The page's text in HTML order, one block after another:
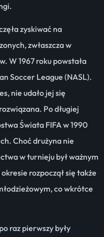
zyskiwać na
zwłaszcza w
W 1967 roku powstała
Soccer League (NASL).
nie udało jej się
Po długiej
Świata FIFA w 1990
Choć drużyna nie
w turnieju był ważnym
rozpoczął się także
co wkrótce
raz pierwszy były